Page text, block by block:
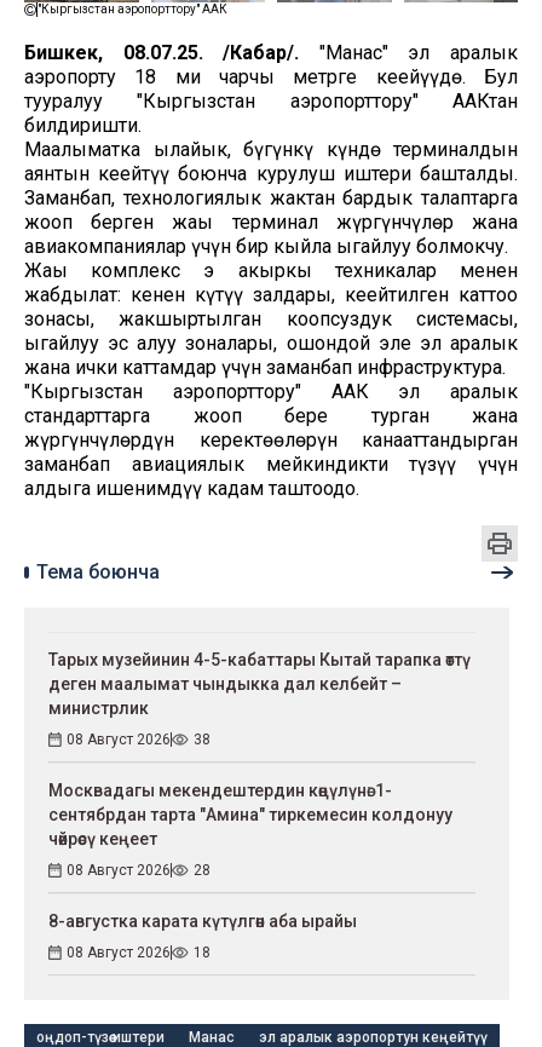
"Кыргызстан аэропорттору" ААК
Бишкек, 08.07.25. /Кабар/. "Манас" эл аралык
аэропорту 18 миң чарчы метрге кеңейүүдө. Бул
тууралуу "Кыргызстан аэропорттору" ААКтан
билдиришти.
Маалыматка ылайык, бүгүнкү күндө терминалдын
аянтын кеңейтүү боюнча курулуш иштери башталды.
Заманбап, технологиялык жактан бардык талаптарга
жооп берген жаңы терминал жүргүнчүлөр жана
авиакомпаниялар үчүн бир кыйла ыңгайлуу болмокчу.
Жаңы комплекс эң акыркы техникалар менен
жабдылат: кенен күтүү залдары, кеңейтилген каттоо
зонасы, жакшыртылган коопсуздук системасы,
ыңгайлуу эс алуу зоналары, ошондой эле эл аралык
жана ички каттамдар үчүн заманбап инфраструктура.
"Кыргызстан аэропорттору" ААК эл аралык
стандарттарга жооп бере турган жана
жүргүнчүлөрдүн керектөөлөрүн канааттандырган
заманбап авиациялык мейкиндикти түзүү үчүн
алдыга ишенимдүү кадам таштоодо.
Тема боюнча
Тарых музейинин 4-5-кабаттары Кытай тарапка өттү
деген маалымат чындыкка дал келбейт –
министрлик
08 Август 2026 38
Москвадагы мекендештердин көңүлүнө: 1-
сентябрдан тарта "Амина" тиркемесин колдонуу
чөйрөсү кеңеет
08 Август 2026 28
8-августка карата күтүлгөн аба ырайы
08 Август 2026 18
оңдоп-түзөө иштери Манас эл аралык аэропортун кеңейтүү